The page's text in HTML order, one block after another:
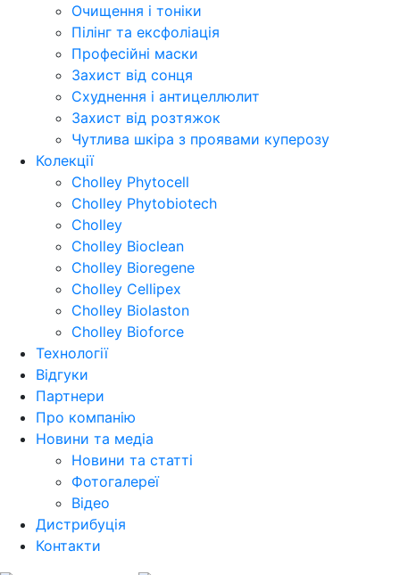
Очищення і тоніки
Пілінг та ексфоліація
Професійні маски
Захист від сонця
Схуднення і антицеллюлит
Захист від розтяжок
Чутлива шкіра з проявами куперозу
Колекції
Cholley Phytocell
Cholley Phytobiotech
Cholley
Cholley Bioclean
Cholley Bioregene
Cholley Cellipex
Cholley Biolaston
Cholley Bioforce
Технології
Відгуки
Партнери
Про компанію
Новини та медіа
Новини та статті
Фотогалереї
Відео
Дистрибуція
Контакти